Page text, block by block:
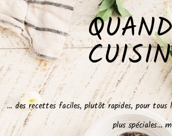
… des recettes faciles, plutôt rapides, pour tous
plus spéciales…